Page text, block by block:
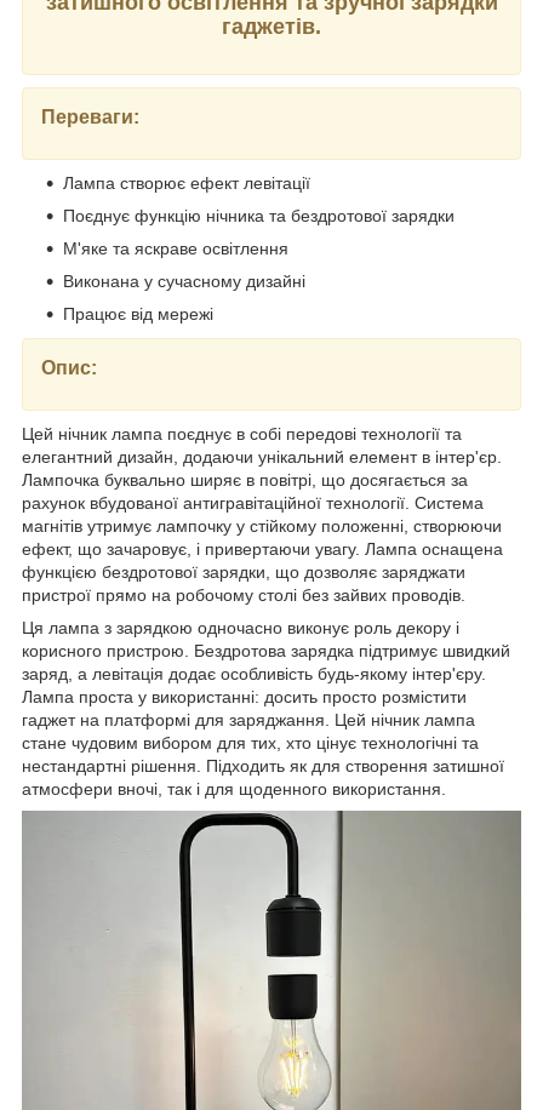
гаджетів.
Переваги:
Лампа створює ефект левітації
Поєднує функцію нічника та бездротової зарядки
М'яке та яскраве освітлення
Виконана у сучасному дизайні
Працює від мережі
Опис:
Цей нічник лампа поєднує в собі передові технології та
елегантний дизайн, додаючи унікальний елемент в інтер'єр.
Лампочка буквально ширяє в повітрі, що досягається за
рахунок вбудованої антигравітаційної технології. Система
магнітів утримує лампочку у стійкому положенні, створюючи
ефект, що зачаровує, і привертаючи увагу. Лампа оснащена
функцією бездротової зарядки, що дозволяє заряджати
пристрої прямо на робочому столі без зайвих проводів.
Ця лампа з зарядкою одночасно виконує роль декору і
корисного пристрою. Бездротова зарядка підтримує швидкий
заряд, а левітація додає особливість будь-якому інтер'єру.
Лампа проста у використанні: досить просто розмістити
гаджет на платформі для заряджання. Цей нічник лампа
стане чудовим вибором для тих, хто цінує технологічні та
нестандартні рішення. Підходить як для створення затишної
атмосфери вночі, так і для щоденного використання.